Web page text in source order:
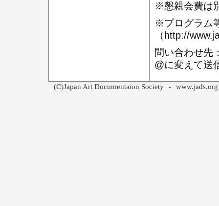
※懇親会費は
※プログラム
（http://
問い合わせ先
@に変えて送
(C)Japan Art Documentaion Society - www.jads.org